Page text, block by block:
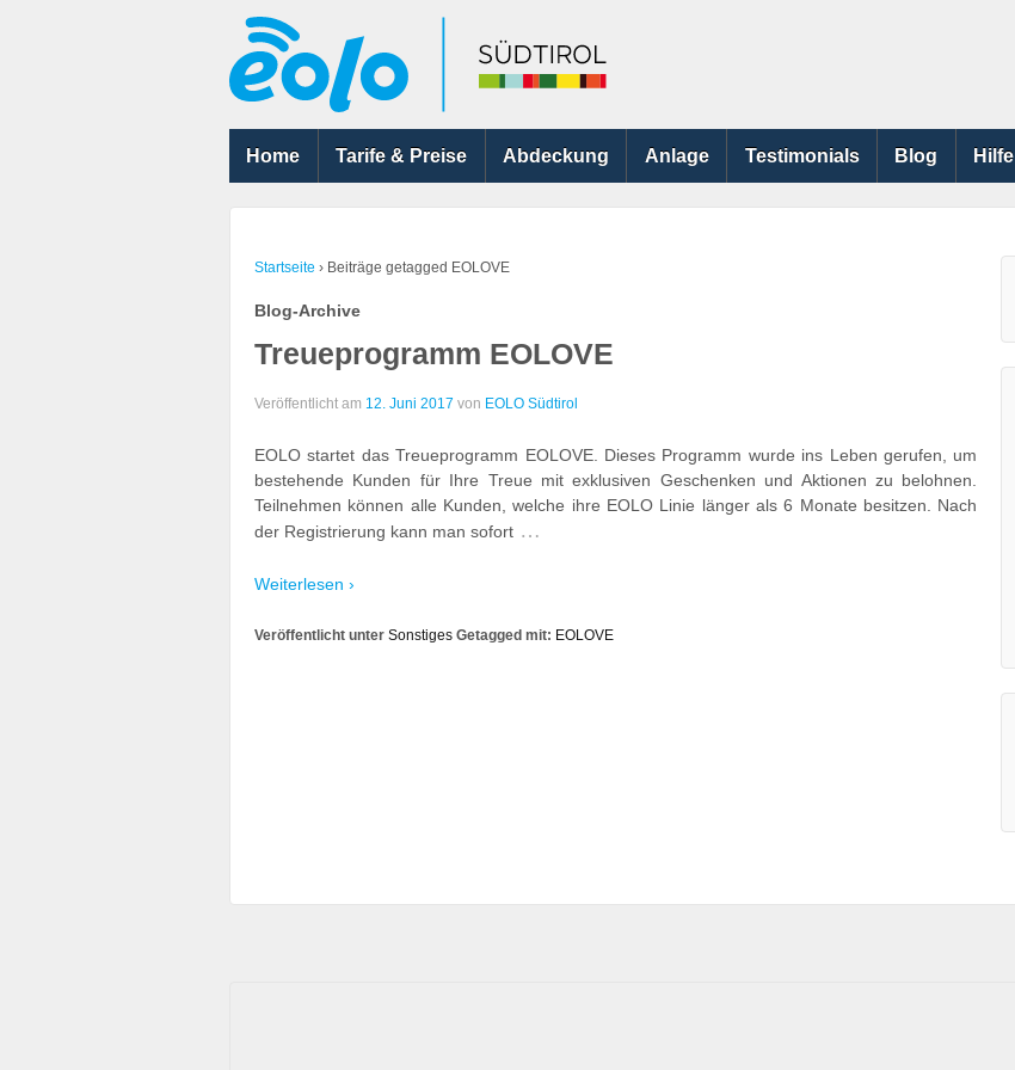
Home Tarife & Preise Abdeckung Anlage Testimonials Blog Hilfe
Startseite › Beiträge getagged EOLOVE
Blog-Archive
Treueprogramm EOLOVE
Veröffentlicht am 12. Juni 2017 von EOLO Südtirol
EOLO startet das Treueprogramm EOLOVE. Dieses Programm wurde ins Leben gerufen, um
bestehende Kunden für Ihre Treue mit exklusiven Geschenken und Aktionen zu belohnen.
Teilnehmen können alle Kunden, welche ihre EOLO Linie länger als 6 Monate besitzen. Nach
der Registrierung kann man sofort …
Weiterlesen ›
Veröffentlicht unter Sonstiges Getagged mit: EOLOVE